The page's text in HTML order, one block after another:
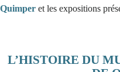
Quimper et les expositions
L’HISTOIRE DU